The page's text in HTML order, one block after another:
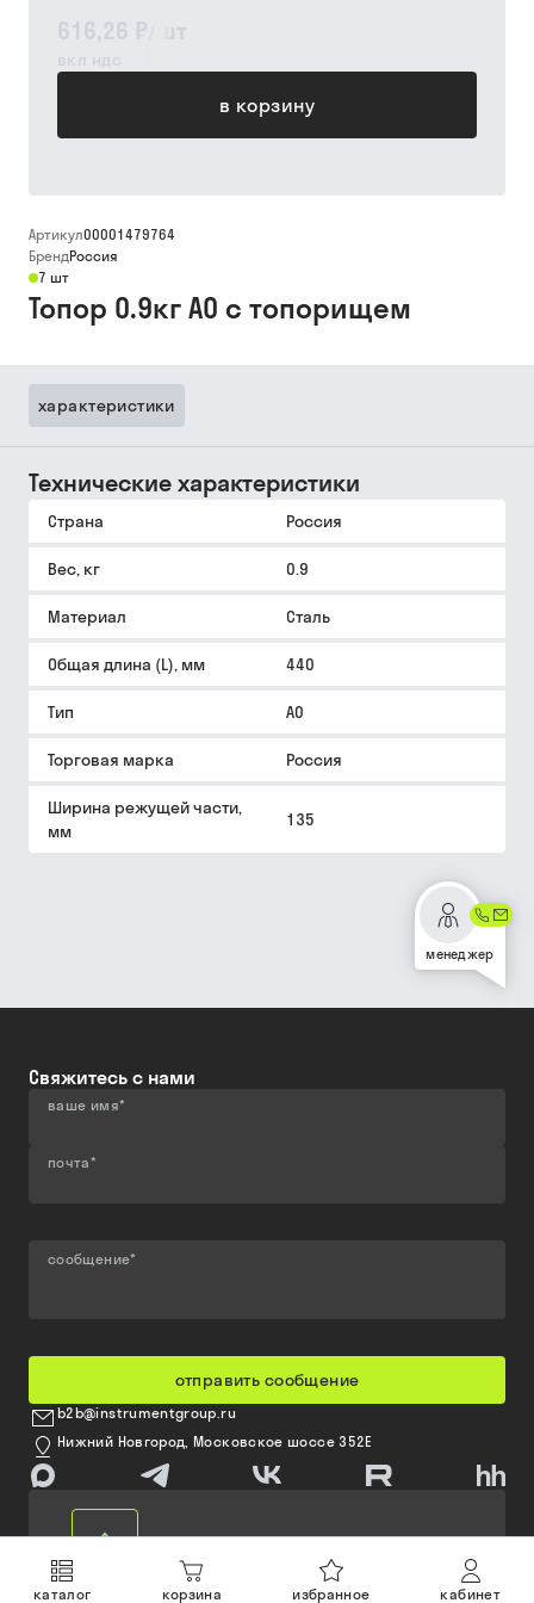
каталог корзина избранное кабинет
616,26 ₽ шт
вкл ндс
в корзину
Артикул00001479764
БрендРоссия
7 шт
Топор 0.9кг А0 с топорищем
характеристики
Технические характеристики
Страна Россия
Вес, кг 0.9
Материал Сталь
Общая длина (L), мм 440
Тип А0
Торговая марка Россия
Ширина режущей части,
мм
135
менеджер
Свяжитесь с нами
ваше имя*
почта*
сообщение*
отправить сообщение
b2b@instrumentgroup.ru
Нижний Новгород, Московское шоссе 352Е